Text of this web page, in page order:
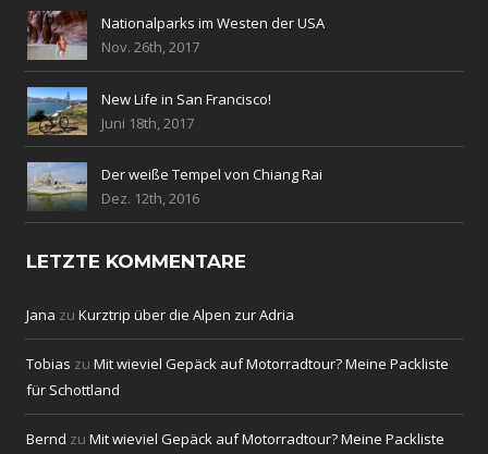
Nationalparks im Westen der USA
Nov. 26th, 2017
New Life in San Francisco!
Juni 18th, 2017
Der weiße Tempel von Chiang Rai
Dez. 12th, 2016
LETZTE KOMMENTARE
Jana zuKurztrip über die Alpen zur Adria
Tobias zuMit wieviel Gepäck auf Motorradtour? Meine Packliste
für Schottland
Bernd zuMit wieviel Gepäck auf Motorradtour? Meine Packliste